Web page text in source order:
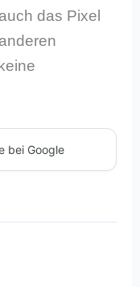
das Pixel
bei Google